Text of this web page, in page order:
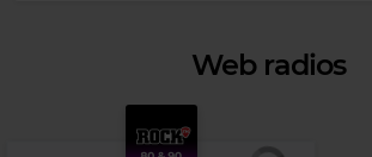
Web radios